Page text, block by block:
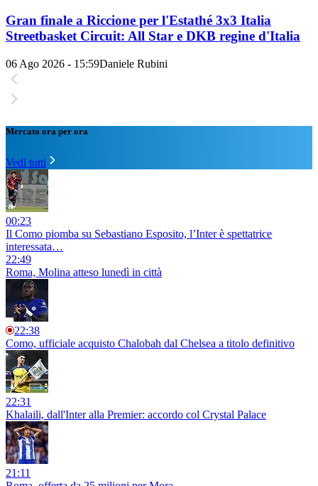
Gran finale a Riccione per l'Estathé 3x3 Italia
Streetbasket Circuit: All Star e DKB regine d'Italia
06 Ago 2026 - 15:59Daniele Rubini
Mercato ora per ora
Vedi tutti
00:23
Il Como piomba su Sebastiano Esposito, l’Inter è spettatrice
interessata…
22:49
Roma, Molina atteso lunedì in città
22:38
Como, ufficiale acquisto Chalobah dal Chelsea a titolo definitivo
22:31
Khalaili, dall'Inter alla Premier: accordo col Crystal Palace
21:11